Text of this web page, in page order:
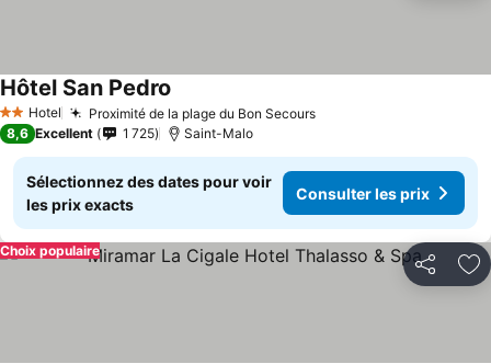
2 Étoiles
Hotel Proximité de la plage du Bon Secours
Hôtel San Pedro
8,6 Excellent 1 725 Saint-Malo
Sélectionnez des dates pour voir
les prix exacts
Consulter les prix
Partager
Choix populaire